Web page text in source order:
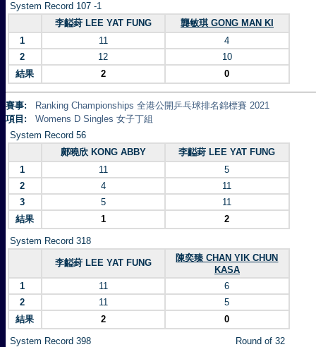
System Record 107 -1
李齸葑 LEE YAT FUNG
龔敏琪 GONG MAN KI
1
11
4
2
12
10
結果
2 0
賽事:
Ranking Championships 全港公開乒乓球排名錦標賽 2021
項目:
Womens D Singles 女子丁組
System Record 56
鄺曉欣 KONG ABBY
李齸葑 LEE YAT FUNG
1
11
5
2
4
11
3
5
11
結果
1 2
System Record 318
李齸葑 LEE YAT FUNG
陳奕臻 CHAN YIK CHUN
KASA
1
11
6
2
11
5
結果
2 0
System Record 398
Round of 32